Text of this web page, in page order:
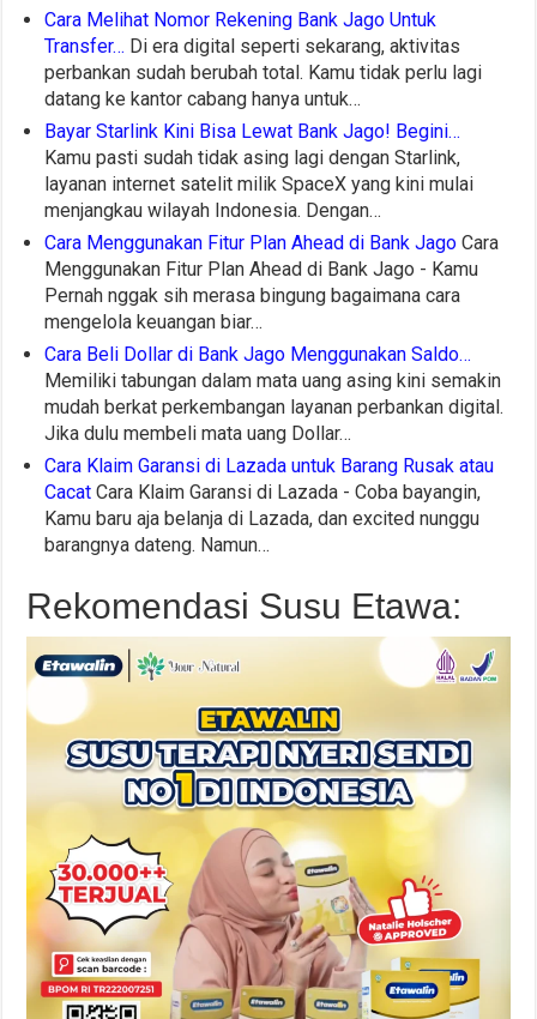
Cara Melihat Nomor Rekening Bank Jago Untuk
Transfer… Di era digital seperti sekarang, aktivitas
perbankan sudah berubah total. Kamu tidak perlu lagi
datang ke kantor cabang hanya untuk…
Bayar Starlink Kini Bisa Lewat Bank Jago! Begini…
Kamu pasti sudah tidak asing lagi dengan Starlink,
layanan internet satelit milik SpaceX yang kini mulai
menjangkau wilayah Indonesia. Dengan…
Cara Menggunakan Fitur Plan Ahead di Bank Jago Cara
Menggunakan Fitur Plan Ahead di Bank Jago - Kamu
Pernah nggak sih merasa bingung bagaimana cara
mengelola keuangan biar…
Cara Beli Dollar di Bank Jago Menggunakan Saldo…
Memiliki tabungan dalam mata uang asing kini semakin
mudah berkat perkembangan layanan perbankan digital.
Jika dulu membeli mata uang Dollar…
Cara Klaim Garansi di Lazada untuk Barang Rusak atau
Cacat Cara Klaim Garansi di Lazada - Coba bayangin,
Kamu baru aja belanja di Lazada, dan excited nunggu
barangnya dateng. Namun…
Rekomendasi Susu Etawa: